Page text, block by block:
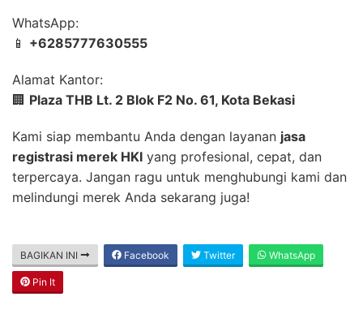
WhatsApp:
📱 +6285777630555
Alamat Kantor:
🏢 Plaza THB Lt. 2 Blok F2 No. 61, Kota Bekasi
Kami siap membantu Anda dengan layanan jasa
registrasi merek HKI yang profesional, cepat, dan
terpercaya. Jangan ragu untuk menghubungi kami dan
melindungi merek Anda sekarang juga!
BAGIKAN INI Facebook Twitter WhatsApp
Pin It